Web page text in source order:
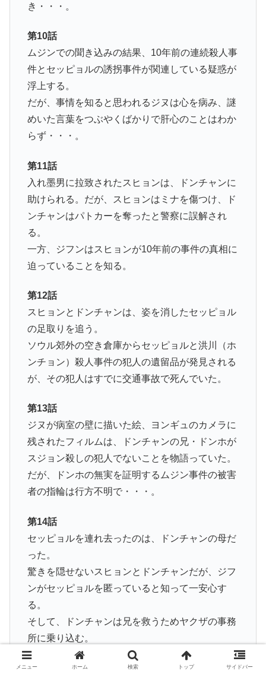
き・・・。
第10話
ムジンでの聞き込みの結果、10年前の連続殺人事
件とセッピョルの誘拐事件が関連している疑惑が
浮上する。
だが、事情を知ると思われるジヌは心を病み、謎
めいた言葉をつぶやくばかりで肝心のことはわか
らず・・・。
第11話
入れ墨男に拉致されたスヒョンは、ドンチャンに
助けられる。だが、スヒョンはミナを傷つけ、ド
ンチャンはパトカーを奪ったと警察に誤解され
る。
一方、ジフンはスヒョンが10年前の事件の真相に
迫っていることを知る。
第12話
スヒョンとドンチャンは、姿を消したセッピョル
の足取りを追う。
ソウル郊外の空き倉庫からセッピョルと洪川（ホ
ンチョン）殺人事件の犯人の遺留品が発見される
が、その犯人はすでに交通事故で死んでいた。
第13話
ジヌが病室の壁に描いた絵、ヨンギュのカメラに
残されたフィルムは、ドンチャンの兄・ドンホが
スジョン殺しの犯人でないことを物語っていた。
だが、ドンホの無実を証明するムジン事件の被害
者の指輪は行方不明で・・・。
第14話
セッピョルを連れ去ったのは、ドンチャンの母だ
った。
驚きを隠せないスヒョンとドンチャンだが、ジフ
ンがセッピョルを匿っていると知って一安心す
る。
そして、ドンチャンは兄を救うためヤクザの事務
所に乗り込む。
第15話
メニュー ホーム 検索 トップ サイドバー